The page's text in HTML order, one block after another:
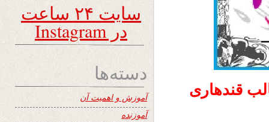
قندهاری
سایت ۲۴ ساعت
در Instagram
دسته‌ها
آموزش و اهمیت آن
آموزنده